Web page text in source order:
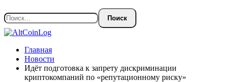
Главная
Новости
Идёт подготовка к запрету дискриминации
криптокомпаний по «репутационному риску»